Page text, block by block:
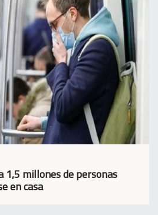
1,5 millones de personas
en casa